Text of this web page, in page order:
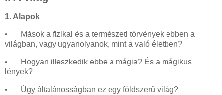
1. Alapok
•
Mások a fizikai és a természeti törvények ebben a
világban, vagy ugyanolyanok, mint a való életben?
•
Hogyan illeszkedik ebbe a mágia? És a mágikus
lények?
• Úgy általánosságban ez egy földszerű világ?